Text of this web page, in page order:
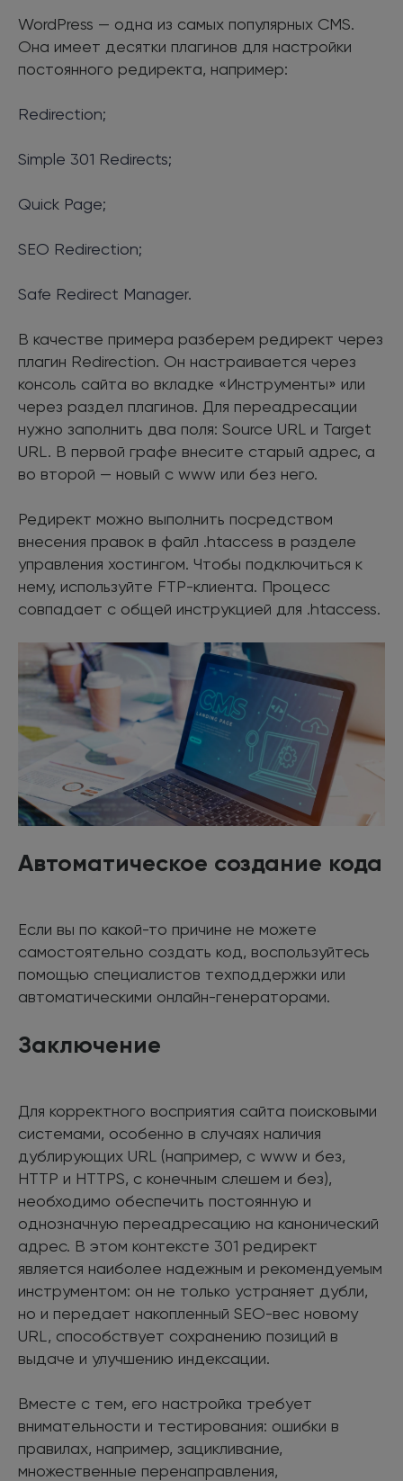
WordPress — одна из самых популярных CMS.
Она имеет десятки плагинов для настройки
постоянного редиректа, например:
Redirection;
Simple 301 Redirects;
Quick Page;
SEO Redirection;
Safe Redirect Manager.
В качестве примера разберем редирект через
плагин Redirection. Он настраивается через
консоль сайта во вкладке «Инструменты» или
через раздел плагинов. Для переадресации
нужно заполнить два поля: Source URL и Target
URL. В первой графе внесите старый адрес, а
во второй — новый с www или без него.
Редирект можно выполнить посредством
внесения правок в файл .htaccess в разделе
управления хостингом. Чтобы подключиться к
нему, используйте FTP-клиента. Процесс
совпадает с общей инструкцией для .htaccess.
Автоматическое создание кода
Если вы по какой-то причине не можете
самостоятельно создать код, воспользуйтесь
помощью специалистов техподдержки или
автоматическими онлайн-генераторами.
Заключение
Для корректного восприятия сайта поисковыми
системами, особенно в случаях наличия
дублирующих URL (например, с www и без,
HTTP и HTTPS, с конечным слешем и без),
необходимо обеспечить постоянную и
однозначную переадресацию на канонический
адрес. В этом контексте 301 редирект
является наиболее надежным и рекомендуемым
инструментом: он не только устраняет дубли,
но и передает накопленный SEO-вес новому
URL, способствует сохранению позиций в
выдаче и улучшению индексации.
Вместе с тем, его настройка требует
внимательности и тестирования: ошибки в
правилах, например, зацикливание,
множественные перенаправления,